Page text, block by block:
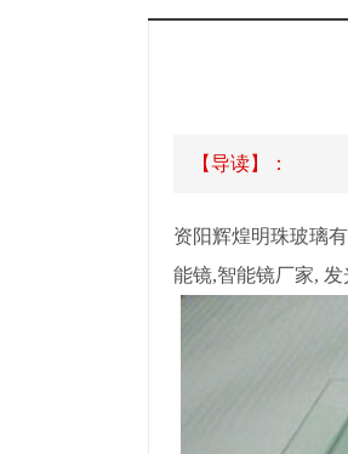
【导读】：
资阳辉煌明珠玻璃
能镜,智能镜厂家,